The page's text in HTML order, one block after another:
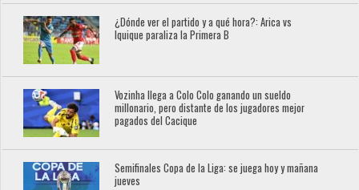
¿Dónde ver el partido y a qué hora?: Arica vs
Iquique paraliza la Primera B
Vozinha llega a Colo Colo ganando un sueldo
millonario, pero distante de los jugadores mejor
pagados del Cacique
Semifinales Copa de la Liga: se juega hoy y mañana
jueves